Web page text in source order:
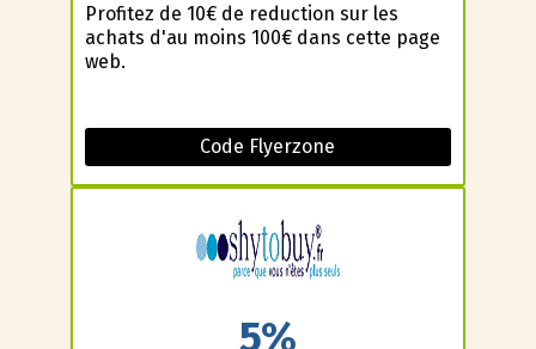
Profitez de 10€ de reduction sur les
achats d'au moins 100€ dans cette page
web.
Code Flyerzone
5%